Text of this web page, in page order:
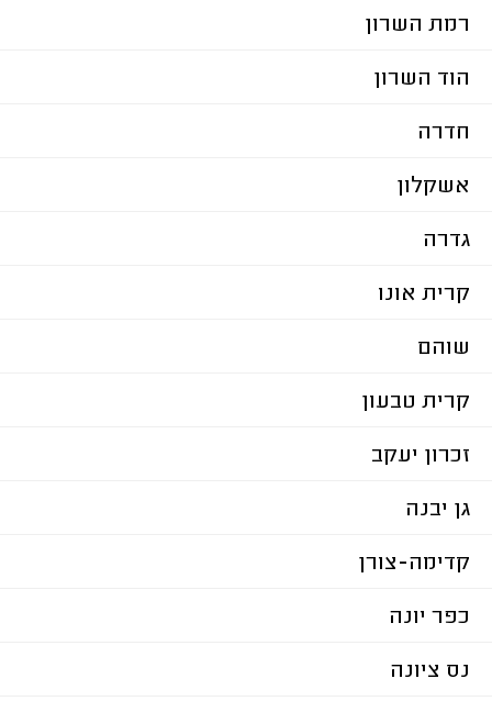
רמת השרון
הוד השרון
חדרה
אשקלון
גדרה
קרית אונו
שוהם
קרית טבעון
זכרון יעקב
גן יבנה
קדימה-צורן
כפר יונה
נס ציונה